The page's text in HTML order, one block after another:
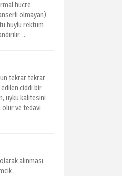
hücre
olmayan)
huylu rektum
...
tekrar tekrar
edilen ciddi bir
uyku kalitesini
olur ve tedavi
alınması